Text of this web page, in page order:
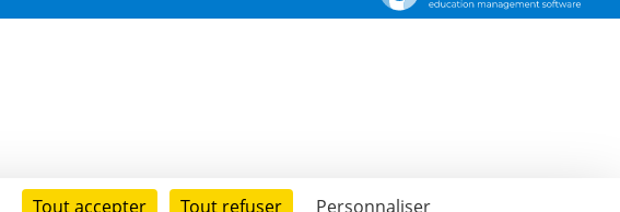
Tout accepter Tout refuser Personnaliser